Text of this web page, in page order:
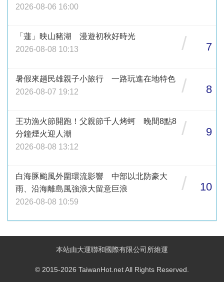
2026-08-06 16:00
「蓮」映山豬湖 漫遊初秋好時光
2026-08-08 10:13
/ 7
暑假來趟民雄親子小旅行 一路玩進在地特色
2026-08-07 19:12
/ 8
王功漁火節開跑！父親節千人烤蚵 晚間8點8
分鐘煙火迎人潮
2026-08-08 13:12
/ 9
白海豚颱風外圍環流影響 中部以北防豪大
雨、沿海離島風強浪大留意巨浪
2026-08-08 10:59
/ 10
本站由大運聯和國際有限公司所維運
© 2015-2026 TaiwanHot.net All Rights Reserved.